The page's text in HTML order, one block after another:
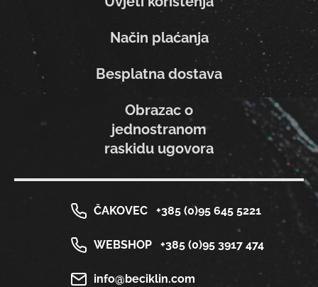
Način plaćanja
Besplatna dostava
Obrazac o
jednostranom
raskidu ugovora
ČAKOVEC +385 (0)95 645 5221
WEBSHOP +385 (0)95 3917 474
info@beciklin.com